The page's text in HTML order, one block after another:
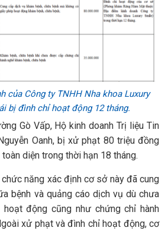
của Công ty TNHH Nha khoa Luxury
bị đình chỉ hoạt động 12 tháng.
Gò Vấp, Hộ kinh doanh Trị liệu Tin
Oanh, bị xử phạt 80 triệu đồng
diện trong thời hạn 18 tháng.
chức năng xác định cơ sở này đã cung
bệnh và quảng cáo dịch vụ dù chưa
động cũng như chứng chỉ hành
xử phạt và đình chỉ hoạt động, cơ